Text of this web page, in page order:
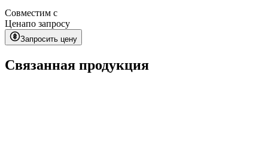
Совместим с
Ценапо запросу
Запросить цену
Связанная продукция